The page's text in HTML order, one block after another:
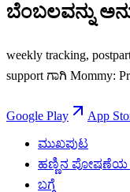
ಬೆಂಬಲವನ್ನು
weekly tracking,
support ಗಾಗಿ
Google Play App
ಮುಖಪುಟ
ಹಣ್ಣಿನ ಪೋಷಣೆಯ
ಬಗ್ಗೆ